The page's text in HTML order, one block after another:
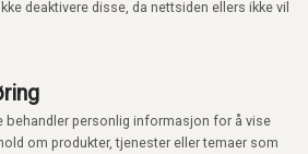
deaktivere disse, da nettsiden ellers ikke vil
behandler personlig informasjon for å vise
om produkter, tjenester eller temaer som